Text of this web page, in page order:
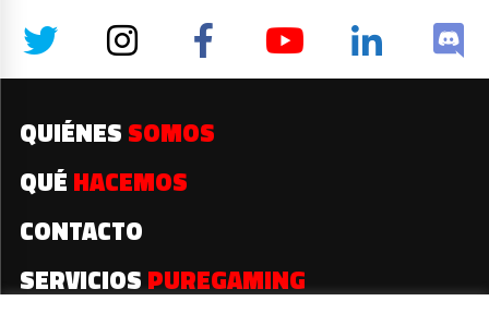
QUIÉNES SOMOS
QUÉ HACEMOS
CONTACTO
SERVICIOS PUREGAMING